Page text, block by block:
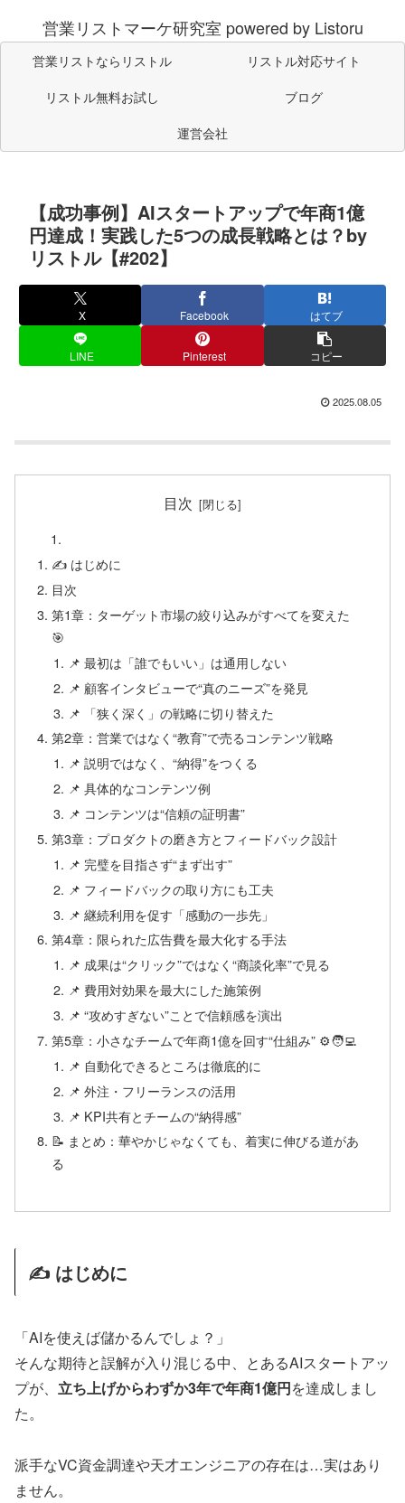
営業リストマーケ研究室 powered by Listoru
営業リストならリストル
リストル対応サイト
リストル無料お試し
ブログ
運営会社
【成功事例】AIスタートアップで年商1億
円達成！実践した5つの成長戦略とは？by
リストル【#202】
X Facebook はてブ
LINE Pinterest コピー
2025.08.05
目次
✍️ はじめに
目次
第1章：ターゲット市場の絞り込みがすべてを変えた
🎯
📌 最初は「誰でもいい」は通用しない
📌 顧客インタビューで“真のニーズ”を発見
📌 「狭く深く」の戦略に切り替えた
第2章：営業ではなく“教育”で売るコンテンツ戦略
📌 説明ではなく、“納得”をつくる
📌 具体的なコンテンツ例
📌 コンテンツは“信頼の証明書”
第3章：プロダクトの磨き方とフィードバック設計
📌 完璧を目指さず“まず出す”
📌 フィードバックの取り方にも工夫
📌 継続利用を促す「感動の一歩先」
第4章：限られた広告費を最大化する手法
📌 成果は“クリック”ではなく“商談化率”で見る
📌 費用対効果を最大にした施策例
📌 “攻めすぎない”ことで信頼感を演出
第5章：小さなチームで年商1億を回す“仕組み” ⚙️🧑‍💻
📌 自動化できるところは徹底的に
📌 外注・フリーランスの活用
📌 KPI共有とチームの“納得感”
📝 まとめ：華やかじゃなくても、着実に伸びる道があ
る
✍️ はじめに
「AIを使えば儲かるんでしょ？」
そんな期待と誤解が入り混じる中、とあるAIスタートアッ
プが、 立ち上げからわずか3年で年商1億円を達成しまし
た。
派手なVC資金調達や天才エンジニアの存在は…実はあり
ません。